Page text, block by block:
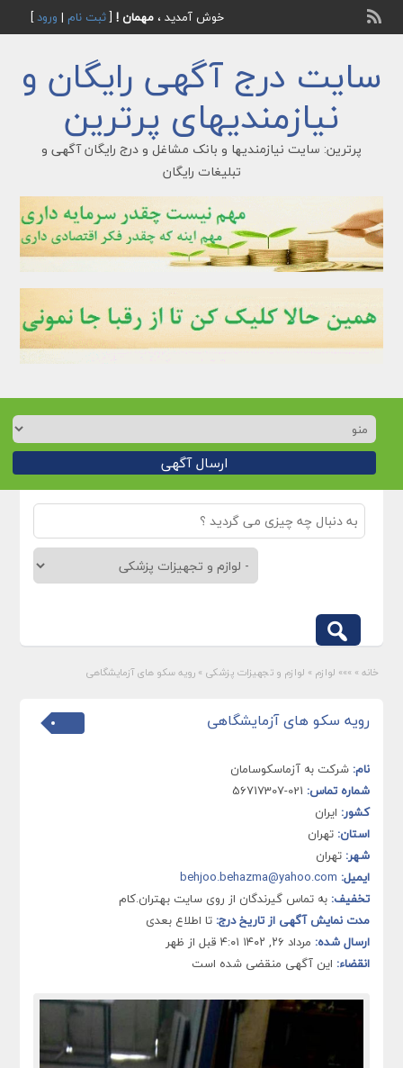
خوش آمدید ، مهمان ![ثبت نام | ورود]
سایت درج آگهی رایگان و
نیازمندیهای پرترین
پرترین: سایت نیازمندیها و بانک مشاغل و درج رایگان آگهی و
تبلیغات رایگان
ارسال آگهی
خانه » »»» لوازم » لوازم و تجهیزات پزشکی » رویه سکو های آزمایشگاهی
رویه سکو های آزمایشگاهی
نام: شرکت به آزماسکوسامان
شماره تماس:
کشور: ایران
استان: تهران
شهر: تهران
ایمیل: behjoo.behazma@yahoo.com
تخفیف: به تماس گیرندگان از روی سایت بهتران.کام
مدت نمایش آگهی از تاریخ درج: تا اطلاع بعدی
ارسال شده: مرداد ۲۶, ۱۴۰۲ ۴:۰۱ قبل از ظهر
انقضاء: این آگهی منقضی شده است